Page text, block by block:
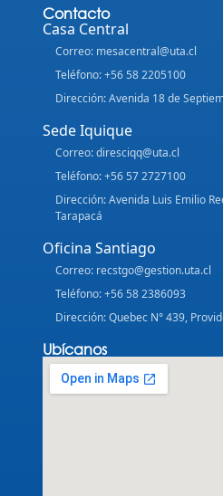
Contacto
Casa Central
Correo: mesacentral@uta.cl
Teléfono: +56 58 2205100
Dirección: Avenida 18 de
Sede Iquique
Correo: diresciqq@uta.cl
Teléfono: +56 57 2727100
Dirección: Avenida Luis Emilio
Tarapacá
Oficina Santiago
Correo: recstgo@gestion.uta.cl
Teléfono: +56 58 2386093
Dirección: Quebec N° 439,
Ubícanos